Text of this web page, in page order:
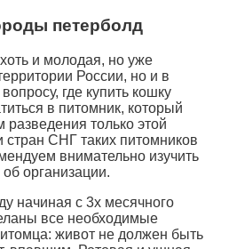
петерболд
и молодая, но уже
России, но и в
где купить кошку
в питомник, который
только этой
СНГ таких питомников
внимательно изучить
организации.
начиная с 3х месячного
все необходимые
живот не должен быть